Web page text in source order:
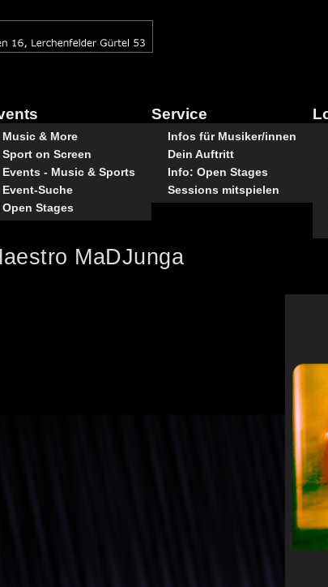
Music & More
Sport on Screen
Events - Music & Sports
Event-Suche
Open Stages
Service
Infos für Musiker/innen
Dein Auftritt
Info: Open Stages
Sessions mitspielen
MaDJunga